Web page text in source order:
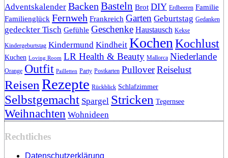
Adventskalender Backen Basteln Brot DIY Erdbeeren Familie
Familienglück Fernweh Frankreich Garten Geburtstag Gedanken
gedeckter Tisch Gefühle Geschenke Haustausch Kekse
Kindergeburtstag Kindermund Kindheit Kochen Kochlust
Kuchen Loving Room LR Health & Beauty Mallorca Niederlande
Orange Outfit Pailletten Party Postkarten PulloverReiselust
Reisen Rezepte Rückblick Schlafzimmer
Selbstgemacht Spargel Stricken Tegernsee
Weihnachten Wohnideen
Rechtliches
Datenschutzerklärung